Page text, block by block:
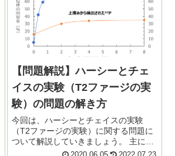
【問題解説】ハーシーとチェ
イスの実験（T2ファージの実
験）の問題の解き方
今回は、ハーシーとチェイスの実験
（T2ファージの実験）に関する問題に
ついて解説していきましょう。 主に医
療系学部でよく目にするテーマです。